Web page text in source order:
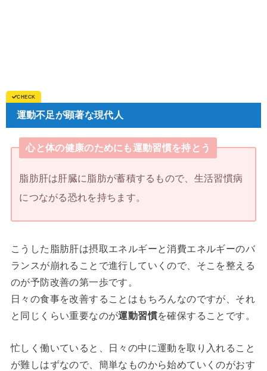
運動不足が顕著な現代人
心と体の健康のためにも運動習慣を持とう
脂肪肝は肝臓に脂肪が蓄積するもので、生活習慣病
につながる恐れを持ちます。
こうした脂肪肝は摂取エネルギーと消費エネルギーのバ
ランスが崩れることで進行していくので、そこを整える
のが予防改善の第一歩です。
日々の食事を改善することはもちろんなのですが、それ
と同じくらい重要なのが運動習慣を確保することです。
忙しく働いていると、日々の中に運動を取り入れること
が難しはずなので、簡単なものから始めていくのがおす